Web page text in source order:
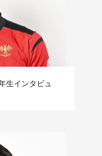
生インタビュ